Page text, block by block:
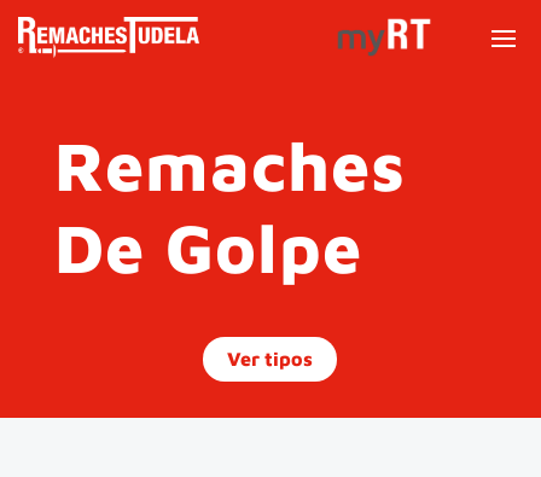
Remaches
De Golpe
Ver tipos